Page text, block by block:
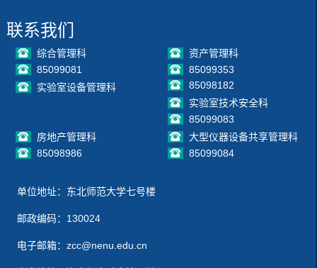
联系我们
综合管理科
85099081
资产管理科
85099353
实验室设备管理科
85098182
实验室技术安全科
85099083
房地产管理科
85098986
大型仪器设备共享管理科
85099084
单位地址：东北师范大学七号楼
邮政编码：130024
电子邮箱：zcc@nenu.edu.cn